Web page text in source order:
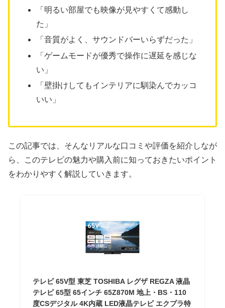
「明るい部屋でも映像が見やすくて感動し
た」
「音質がよく、サウンドバーいらずだった」
「ゲームモードが優秀で操作に遅延を感じな
い」
「壁掛けしてもインテリアに馴染んでカッコ
いい」
この記事では、そんなリアルな口コミや評価を紹介しなが
ら、このテレビの魅力や購入前に知っておきたいポイント
をわかりやすく解説していきます。
テレビ 65V型 東芝 TOSHIBA レグザ REGZA 液晶
テレビ 65型 65インチ 65Z870M 地上・BS・110
度CSデジタル 4K内蔵 LED液晶テレビ エクプラ特